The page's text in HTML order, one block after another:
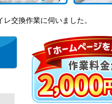
交換作業に伺いました。